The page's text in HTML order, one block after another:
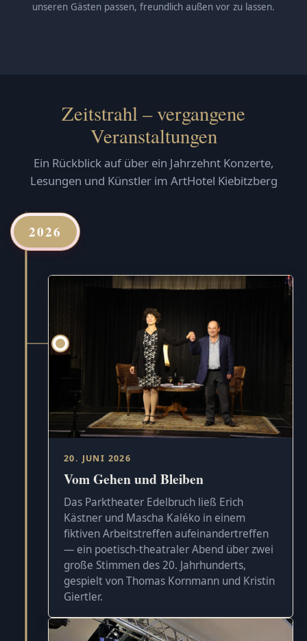
unseren Gästen passen, freundlich außen vor zu lassen.
Zeitstrahl – vergangene
Veranstaltungen
Ein Rückblick auf über ein Jahrzehnt Konzerte,
Lesungen und Künstler im ArtHotel Kiebitzberg
2026
20. JUNI 2026
Vom Gehen und Bleiben
Das Parktheater Edelbruch ließ Erich
Kästner und Mascha Kaléko in einem
fiktiven Arbeitstreffen aufeinandertreffen
— ein poetisch-theatraler Abend über zwei
große Stimmen des 20. Jahrhunderts,
gespielt von Thomas Kornmann und Kristin
Giertler.